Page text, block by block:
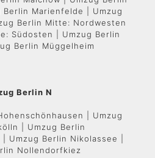
Marienfelde | Umzug
Berlin Mitte: Nordwesten
Südosten | Umzug Berlin
Berlin Müggelheim
Berlin N
| Umzug
| Umzug Berlin
Umzug Berlin Nikolassee |
Nollendorfkiez